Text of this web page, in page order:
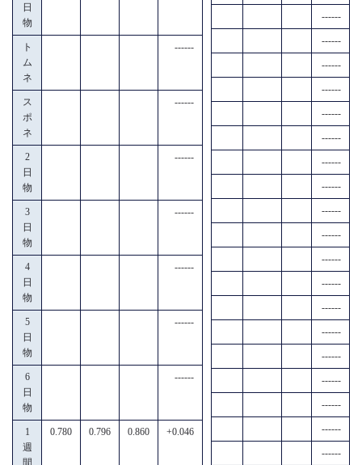
日
物
ト
ム
ネ
------
ス
ポ
ネ
------
2
日
物
------
3
日
物
------
4
日
物
------
5
日
物
------
6
日
物
------
1
週
間
0.780 0.796 0.860 +0.046
------
------
------
------
------
------
------
------
------
------
------
------
------
------
------
------
------
------
------